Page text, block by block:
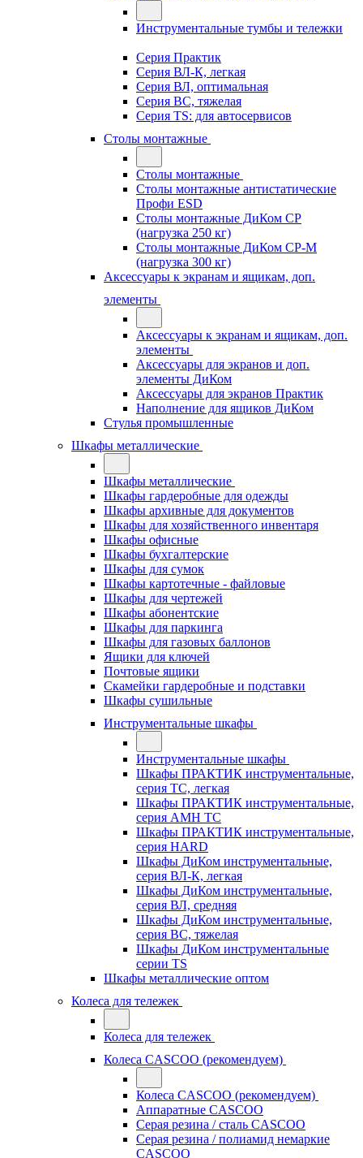
Инструментальные тумбы и тележки
Серия Практик
Серия ВЛ-К, легкая
Серия ВЛ, оптимальная
Серия ВС, тяжелая
Серия TS: для автосервисов
Столы монтажные
Столы монтажные
Столы монтажные антистатические
Профи ESD
Столы монтажные ДиКом СР
(нагрузка 250 кг)
Столы монтажные ДиКом СР-М
(нагрузка 300 кг)
Аксессуары к экранам и ящикам, доп.
элементы
Аксессуары к экранам и ящикам, доп.
элементы
Аксессуары для экранов и доп.
элементы ДиКом
Аксессуары для экранов Практик
Наполнение для ящиков ДиКом
Стулья промышленные
Шкафы металлические
Шкафы металлические
Шкафы гардеробные для одежды
Шкафы архивные для документов
Шкафы для хозяйственного инвентаря
Шкафы офисные
Шкафы бухгалтерские
Шкафы для сумок
Шкафы картотечные - файловые
Шкафы для чертежей
Шкафы абонентские
Шкафы для паркинга
Шкафы для газовых баллонов
Ящики для ключей
Почтовые ящики
Скамейки гардеробные и подставки
Шкафы сушильные
Инструментальные шкафы
Инструментальные шкафы
Шкафы ПРАКТИК инструментальные,
серия ТC, легкая
Шкафы ПРАКТИК инструментальные,
серия AMH TC
Шкафы ПРАКТИК инструментальные,
серия HARD
Шкафы ДиКом инструментальные,
cерия ВЛ-К, легкая
Шкафы ДиКом инструментальные,
серия ВЛ, средняя
Шкафы ДиКом инструментальные,
серия ВС, тяжелая
Шкафы ДиКом инструментальные
серии TS
Шкафы металлические оптом
Колеса для тележек
Колеса для тележек
Колеса CASCOO (рекомендуем)
Колеса CASCOO (рекомендуем)
Аппаратные CASCOO
Серая резина / сталь CASCOO
Серая резина / полиамид немаркие
CASCOO